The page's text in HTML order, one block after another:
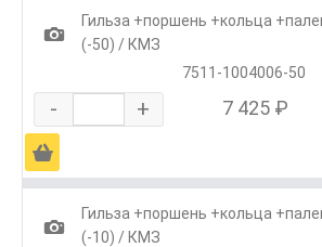
1
Гильза +поршень +кольца
(-50) / КМЗ
7511-1004006-50
- + 7 425 ₽
Ä
1
Гильза +поршень +кольца
(-10) / КМЗ